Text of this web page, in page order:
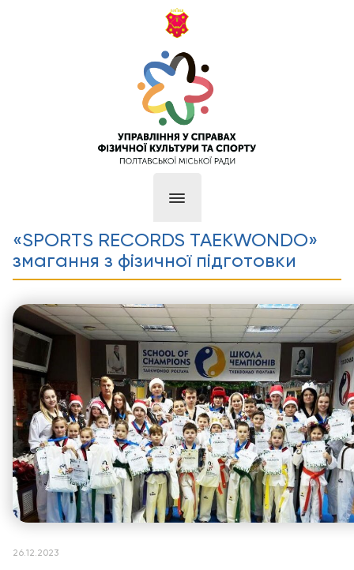
«SPORTS RECORDS TAEKWONDO»
змагання з фізичної підготовки
26.12.2023